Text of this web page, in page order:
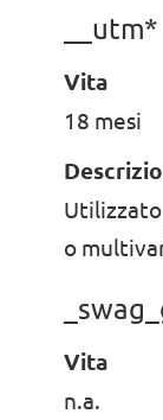
__utm*
Vita
18 mesi
o
Vita
n.a.